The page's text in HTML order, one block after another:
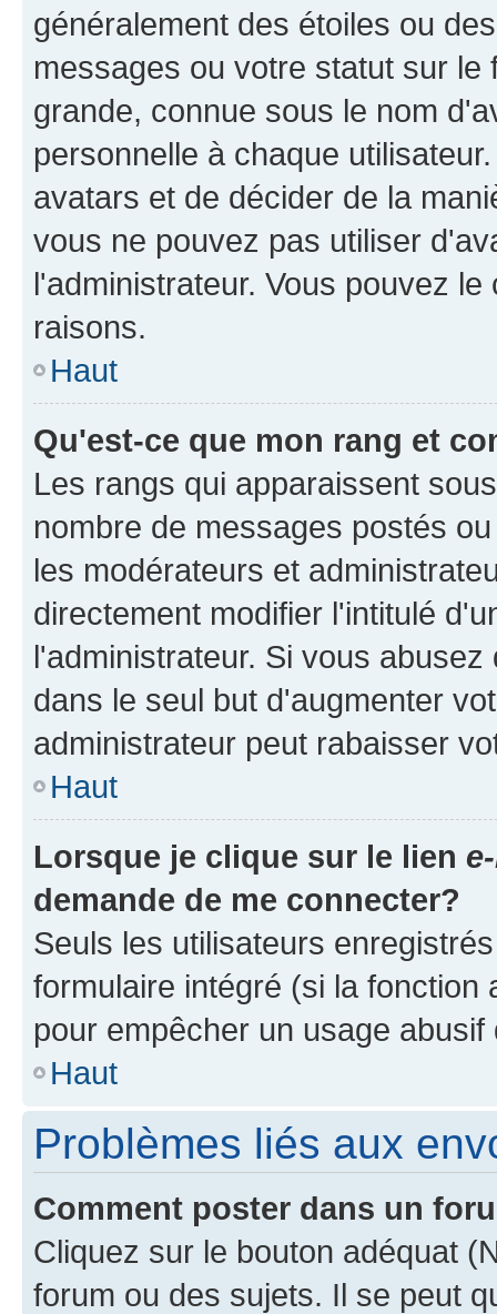
généralement des étoiles ou
messages ou votre statut sur
grande, connue sous le nom
personnelle à chaque
avatars et de décider de la
vous ne pouvez pas utiliser
l'administrateur. Vous pouvez
raisons.
Haut
Qu'est-ce que mon rang et
Les rangs qui apparaissent
nombre de messages postés
les modérateurs et
directement modifier l'intitulé
l'administrateur. Si vous
dans le seul but d'augmenter
administrateur peut rabaisser
Haut
Lorsque je clique sur le lien
demande de me connecter?
Seuls les utilisateurs
formulaire intégré (si la
pour empêcher un usage
Haut
Problèmes liés aux
Comment poster dans un
Cliquez sur le bouton adéquat
forum ou des sujets. Il se peut